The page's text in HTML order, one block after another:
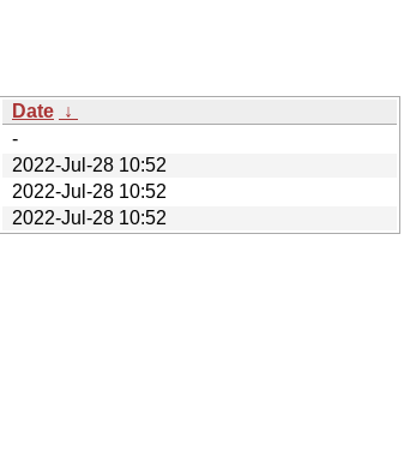
Date ↓
-
2022-Jul-28 10:52
2022-Jul-28 10:52
2022-Jul-28 10:52